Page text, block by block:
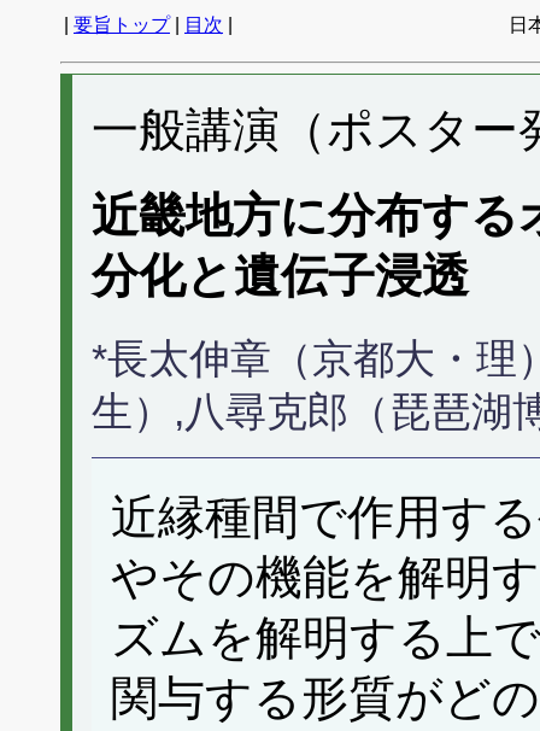
要旨トップ| 目次 日
一般講演（ポスター
近畿地方に分布す
分化と遺伝子浸透
*長太伸章（京都大・理
生）,八尋克郎（琵琶湖
近縁種間で作用す
やその機能を解明
ズムを解明する上
関与する形質がど